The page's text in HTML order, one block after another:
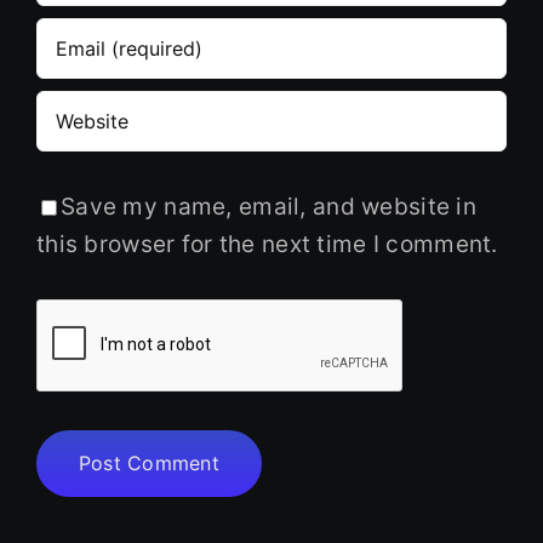
Save my name, email, and website in
this browser for the next time I comment.